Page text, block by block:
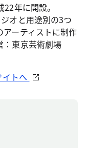
年に開設。
オと用途別の3つ
ーティストに制作
：東京芸術劇場
トへ